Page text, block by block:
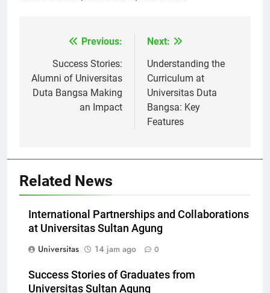
Navigasi
posSuccess Stories:
Alumni of Universitas
Duta Bangsa Making
Understanding the
Curriculum at
Universitas Duta
Bangsa: Key
Related News
International Partnerships and Collaborations
Success Stories of Graduates from